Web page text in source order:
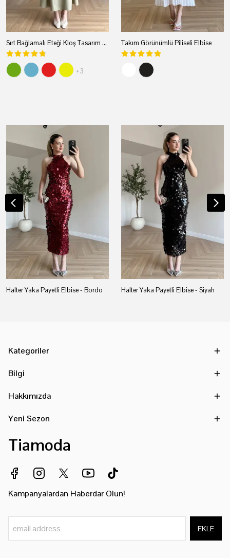
Sırt Bağlamalı Eteği Kloş Tasarım Elbise
+3
Takım Görünümlü Piliseli Elbise
Halter Yaka Payetli Elbise - Bordo Halter Yaka Payetli Elbise - Siyah
Kategoriler
Bilgi
Hakkımızda
Yeni Sezon
Tiamoda
Kampanyalardan Haberdar Olun!
EKLE